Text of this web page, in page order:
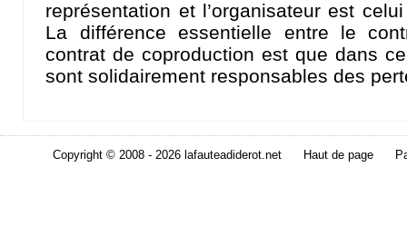
représentation et l’organisateur est
La différence essentielle entre le
contrat de coproduction est que dans
sont solidairement responsables des
Copyright © 2008 - 2026 lafauteadiderot.net Haut de page